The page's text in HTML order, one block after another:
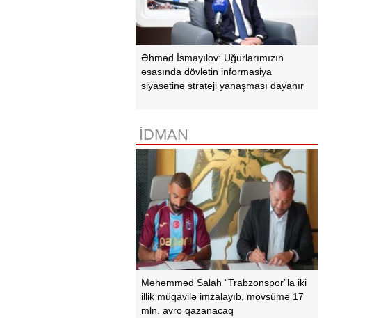
Əhməd İsmayılov: Uğurlarımızın
əsasında dövlətin informasiya
siyasətinə strateji yanaşması dayanır
İDMAN
Məhəmməd Salah “Trabzonspor”la iki
illik müqavilə imzalayıb, mövsümə 17
mln. avro qazanacaq